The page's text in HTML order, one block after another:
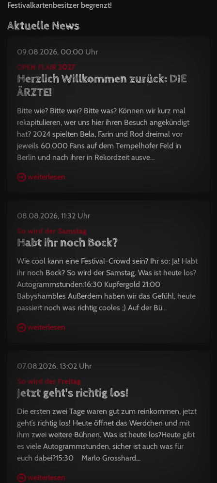
Festivalkartenbesitzer begrenzt!
Aktuelle News
09.08.2026, 00:00 Uhr
OPEN FLAIR 2027
Herzlich Willkommen zurück: DIE
ÄRZTE!
Bitte wie? Bitte wer? Bitte was? Können wir kurz mal
rekapitulieren, wer uns hier ihren Besuch angekündigt
hat? 2024 spielten Bela, Farin und Rod dreimal vor
jeweils 60.000 Fans auf dem Tempelhofer Feld in
Berlin und nach ihrer in Rekordzeit ausve...
weiterlesen
08.08.2026, 11:32 Uhr
So wird der Samstag
Habt ihr noch Bock?
Wie cool kann eine Festival-Crowd sein? Ihr so: Ja! Habt
ihr noch Bock? So wird der Samstag. Was ist heute los?
Autogrammstunden:16:30 Kupfergold 21:00
Babyshambles Außerdem haben wir das Gefühl, heute
passiert noch was richtig cooles ;) Auf der Bü...
weiterlesen
07.08.2026, 13:02 Uhr
So wird der Freitag
Jetzt geht's richtig los!
Die ersten zwei Tage waren gut zum reinkommen, jetzt
geht’s richtig los! Heute öffnet das Werdchen und mit
ihm zwei weitere Bühnen. Was ist heute los?Heute gibt
es viele Autogrammstunden, sicher ist auch was für
euch dabei?15:30 Marlo Grosshard...
weiterlesen